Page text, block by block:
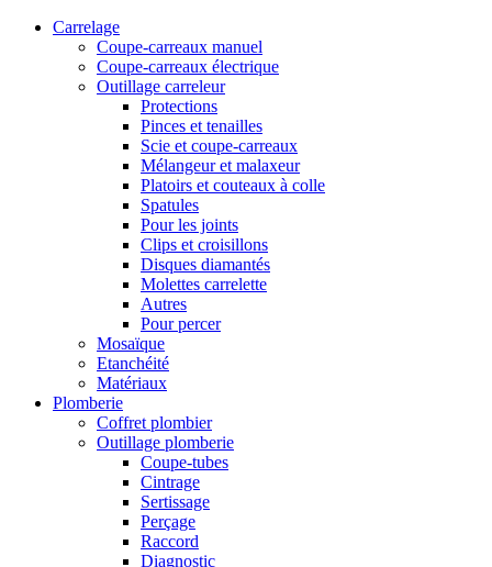
Carrelage
Coupe-carreaux manuel
Coupe-carreaux électrique
Outillage carreleur
Protections
Pinces et tenailles
Scie et coupe-carreaux
Mélangeur et malaxeur
Platoirs et couteaux à colle
Spatules
Pour les joints
Clips et croisillons
Disques diamantés
Molettes carrelette
Autres
Pour percer
Mosaïque
Etanchéité
Matériaux
Plomberie
Coffret plombier
Outillage plomberie
Coupe-tubes
Cintrage
Sertissage
Perçage
Raccord
Diagnostic